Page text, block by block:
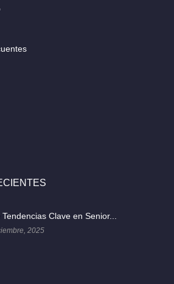
Clave en Senior...
2025